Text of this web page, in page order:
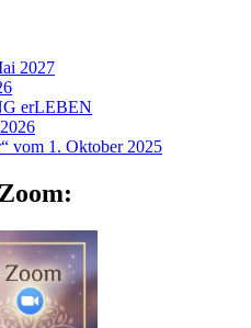
2027
erLEBEN
vom 1. Oktober 2025